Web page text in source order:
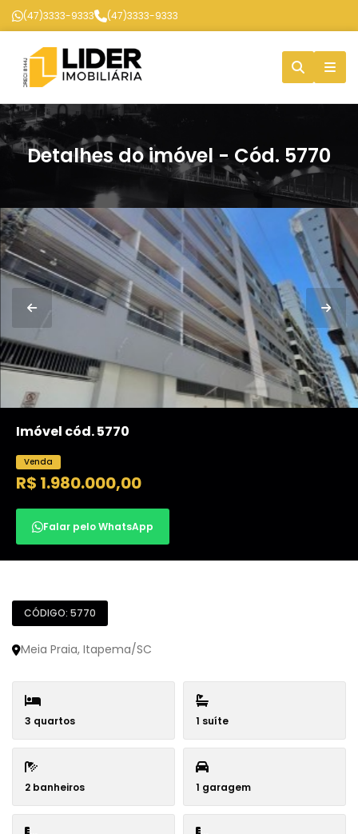
(47)3333-9333 (47)3333-9333
Detalhes do imóvel - Cód. 5770
Imóvel cód. 5770
Venda
R$ 1.980.000,00
Falar pelo WhatsApp
CÓDIGO: 5770
Meia Praia, Itapema/SC
3 quartos 1 suíte
2 banheiros 1 garagem